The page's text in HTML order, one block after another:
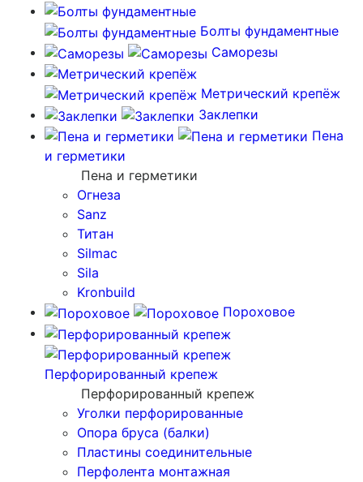
Болты фундаментные
Саморезы
Метрический крепёж
Заклепки
Пена
и герметики
Пена и герметики
Огнеза
Sanz
Титан
Silmac
Sila
Kronbuild
Пороховое
Перфорированный крепеж
Перфорированный крепеж
Уголки перфорированные
Опора бруса (балки)
Пластины соединительные
Перфолента монтажная